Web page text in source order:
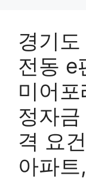
경기
전동 e
미어
정자
격 요
아파